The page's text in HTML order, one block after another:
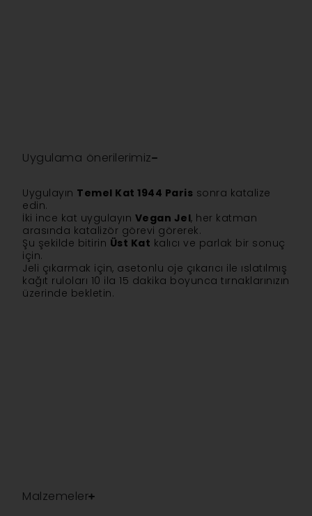
Uygulama önerilerimiz
Uygulayın Temel Kat 1944 Paris sonra katalize
edin.
İki ince kat uygulayın Vegan Jel, her katman
arasında katalizör görevi görerek.
Şu şekilde bitirin Üst Kat kalıcı ve parlak bir sonuç
için.
Jeli çıkarmak için, asetonlu oje çıkarıcı ile ıslatılmış
kağıt ruloları 10 ila 15 dakika boyunca tırnaklarınızın
üzerinde bekletin.
Malzemeler